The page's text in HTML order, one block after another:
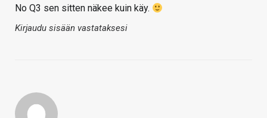
No Q3 sen sitten näkee kuin käy.
Kirjaudu sisään vastataksesi